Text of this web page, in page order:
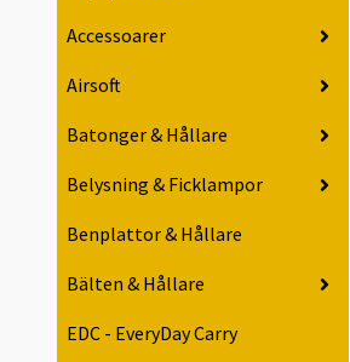
Accessoarer
Airsoft
Batonger & Hållare
Belysning & Ficklampor
Benplattor & Hållare
Bälten & Hållare
EDC - EveryDay Carry